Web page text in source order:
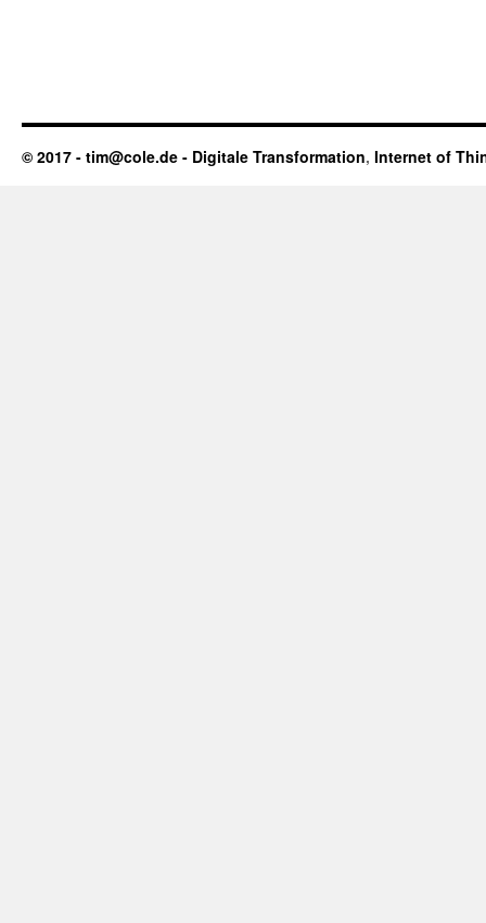
© 2017 - tim@cole.de - Digitale Transformation, Internet of